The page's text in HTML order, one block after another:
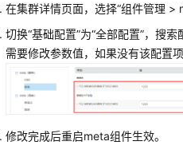
在集群详情页面，选择“组件管理 >
切换“基础配置”为“全部配置”，搜
需要修改参数值，如果没有该配置
修改完成后重启meta组件生效。